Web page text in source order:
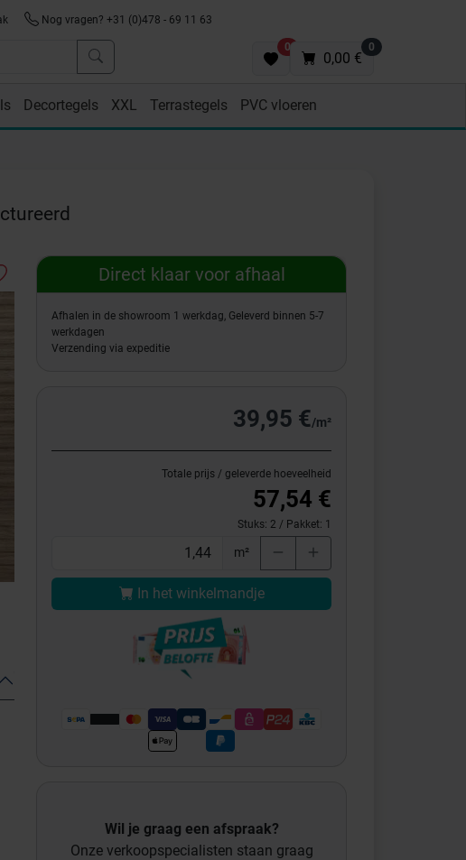
Nog vragen? +31 (0)478 - 69 11 63
0 0
0,00 €
Decortegels XXL Terrastegels PVC vloeren
Direct klaar voor afhaal
Afhalen in de showroom 1 werkdag, Geleverd binnen 5-7
werkdagen
Verzending via expeditie
39,95 €/m²
Totale prijs / geleverde hoeveelheid
57,54 €
Stuks: 2 / Pakket: 1
m²
In het winkelmandje
Wil je graag een afspraak?
Onze verkoopspecialisten staan graag